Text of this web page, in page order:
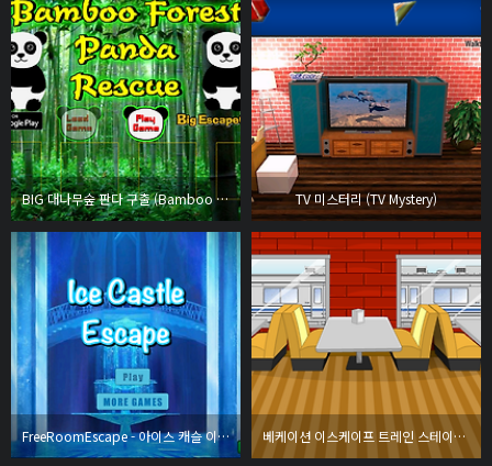
BIG 대나무숲 판다 구출 (Bamboo Forest Panda Rescue) TV 미스터리 (TV Mystery)
FreeRoomEscape - 아이스 캐슬 이스케이프 (Ice Castle Escape) 베케이션 이스케이프 트레인 스테이션 (Vacation Escape Train Station)